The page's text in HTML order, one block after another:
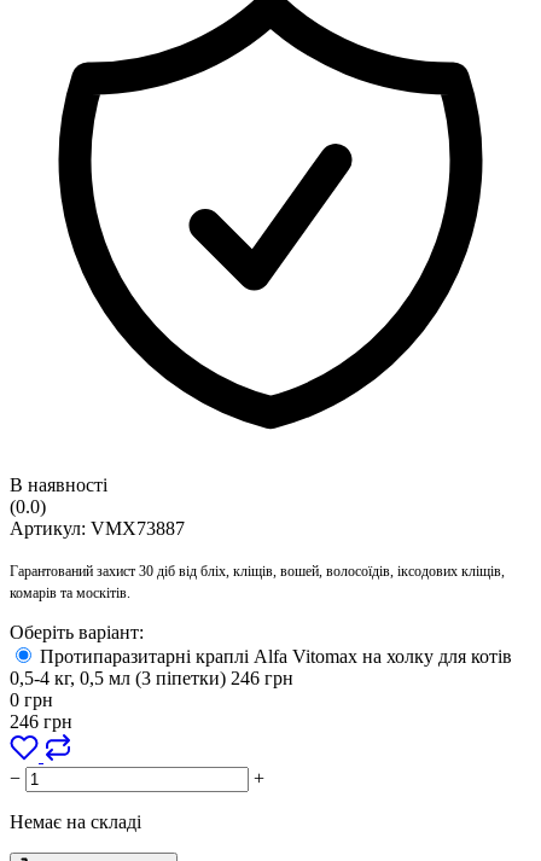
В наявності
(0.0)
Артикул: VMX73887
Гарантований захист 30 діб від бліх, кліщів, вошей, волосоїдів, іксодових кліщів,
комарів та москітів.
Оберіть варіант:
Протипаразитарні краплі Alfa Vitomax на холку для котів
0,5-4 кг, 0,5 мл (3 піпетки) 246 грн
0 грн
246 грн
− +
Немає на складі